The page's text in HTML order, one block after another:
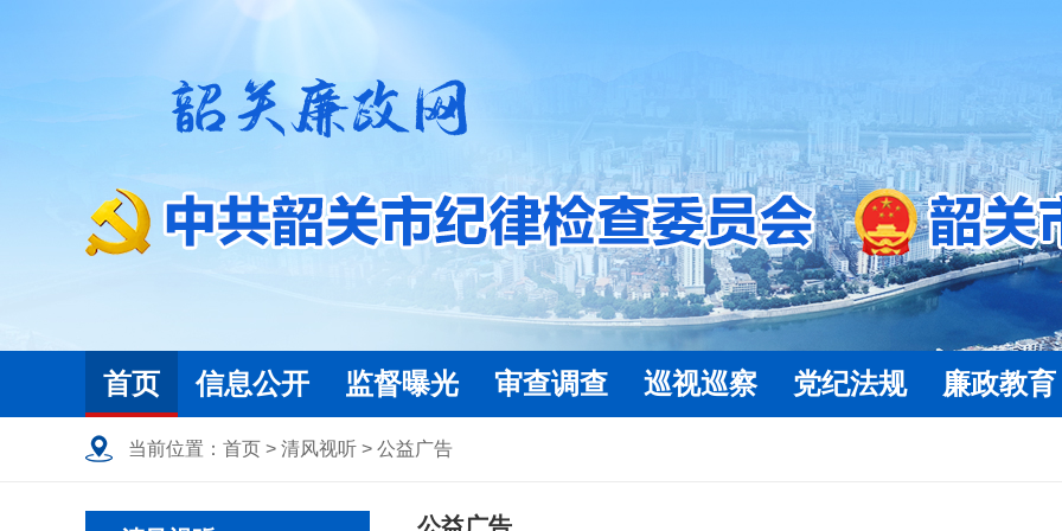
首页 信息公开 监督曝光 审查调查 巡视巡察 党纪法规 廉政教育
当前位置： 首页 > 清风视听 > 公益广告